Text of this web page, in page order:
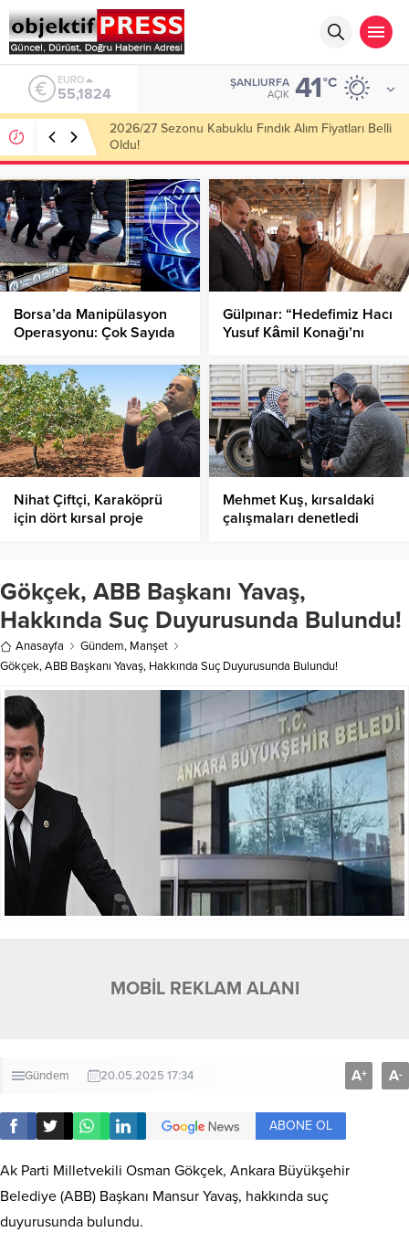
ALTIN
6.662,10
ŞANLIURFA
AÇIK 41°C
2026/27 Sezonu Kabuklu Fındık Alım Fiyatları Belli
Oldu!
Borsa’da Manipülasyon
Operasyonu: Çok Sayıda
Gülpınar: “Hedefimiz Hacı
Yusuf Kâmil Konağı’nı
Nihat Çiftçi, Karaköprü
için dört kırsal proje
Mehmet Kuş, kırsaldaki
çalışmaları denetledi
Gökçek, ABB Başkanı Yavaş,
Hakkında Suç Duyurusunda Bulundu!
Anasayfa Gündem, Manşet
Gökçek, ABB Başkanı Yavaş, Hakkında Suç Duyurusunda Bulundu!
MOBİL REKLAM ALANI
Gündem 20.05.2025 17:34 A+ A-
ABONE OL
Ak Parti Milletvekili Osman Gökçek, Ankara Büyükşehir
Belediye (ABB) Başkanı Mansur Yavaş, hakkında suç
duyurusunda bulundu.